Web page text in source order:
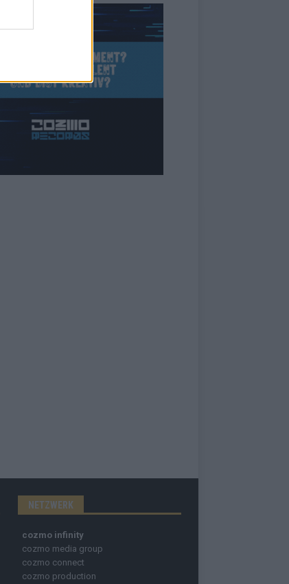
NETZWERK
cozmo infinity
cozmo media group
cozmo connect
cozmo production